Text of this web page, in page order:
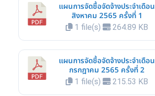
แผนการจัดซื้อจัดจ้างประจำเดือน
สิงหาคม 2565 ครั้งที่ 1
1 file(s) 264.89 KB
แผนการจัดซื้อจัดจ้างประจำเดือน
กรกฎาคม 2565 ครั้งที่ 2
1 file(s) 215.53 KB